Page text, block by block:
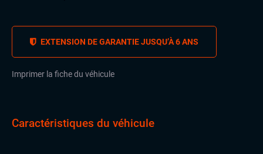
EXTENSION DE GARANTIE JUSQU’À 6 ANS
Imprimer la fiche du véhicule
Caractéristiques du véhicule